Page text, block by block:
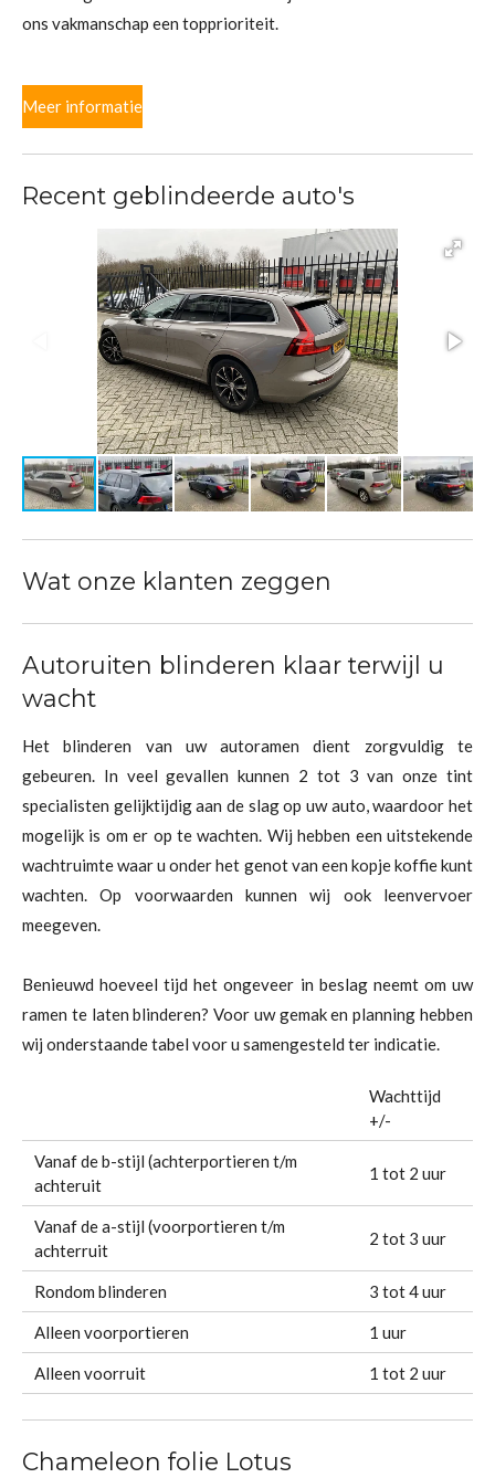
ons vakmanschap een topprioriteit.
Meer informatie
Recent geblindeerde auto's
Wat onze klanten zeggen
Autoruiten blinderen klaar terwijl u
wacht
Het blinderen van uw autoramen dient zorgvuldig te
gebeuren. In veel gevallen kunnen 2 tot 3 van onze tint
specialisten gelijktijdig aan de slag op uw auto, waardoor het
mogelijk is om er op te wachten. Wij hebben een uitstekende
wachtruimte waar u onder het genot van een kopje koffie kunt
wachten. Op voorwaarden kunnen wij ook leenvervoer
meegeven.
Benieuwd hoeveel tijd het ongeveer in beslag neemt om uw
ramen te laten blinderen? Voor uw gemak en planning hebben
wij onderstaande tabel voor u samengesteld ter indicatie.
Wachttijd
+/-
Vanaf de b-stijl (achterportieren t/m
achteruit
1 tot 2 uur
Vanaf de a-stijl (voorportieren t/m
achterruit
2 tot 3 uur
Rondom blinderen 3 tot 4 uur
Alleen voorportieren 1 uur
Alleen voorruit 1 tot 2 uur
Chameleon folie Lotus